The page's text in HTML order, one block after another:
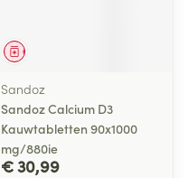
Geneesmiddel
Sandoz
Sandoz Calcium D3
Kauwtabletten 90x1000
mg/880ie
€ 30,99